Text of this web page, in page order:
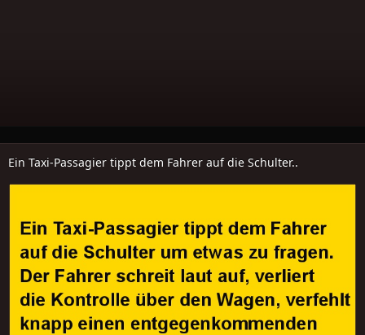
Ein Taxi-Passagier tippt dem Fahrer auf die Schulter..